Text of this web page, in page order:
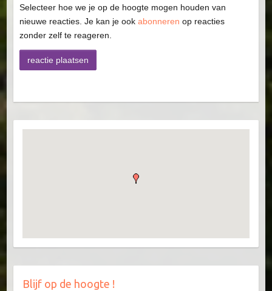
Selecteer hoe we je op de hoogte mogen houden van
nieuwe reacties. Je kan je ook abonneren op reacties
zonder zelf te reageren.
Blijf op de hoogte !